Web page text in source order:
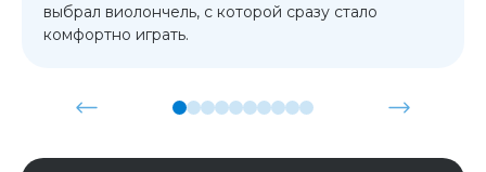
выбрал виолончель, с которой сразу стало
комфортно играть.